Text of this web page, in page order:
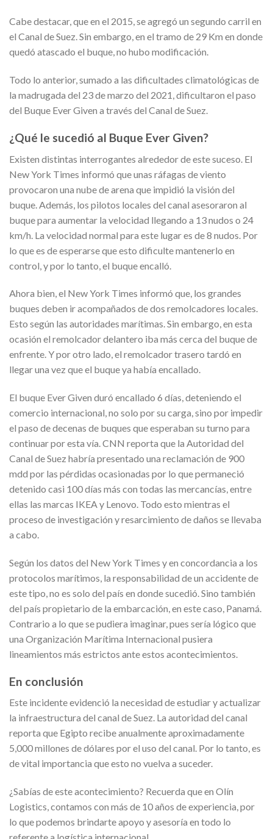
Cabe destacar, que en el 2015, se agregó un segundo carril en
el Canal de Suez. Sin embargo, en el tramo de 29 Km en donde
quedó atascado el buque, no hubo modificación.
Todo lo anterior, sumado a las dificultades climatológicas de
la madrugada del 23 de marzo del 2021, dificultaron el paso
del Buque Ever Given a través del Canal de Suez.
¿Qué le sucedió al Buque Ever Given?
Existen distintas interrogantes alrededor de este suceso. El
New York Times informó que unas ráfagas de viento
provocaron una nube de arena que impidió la visión del
buque. Además, los pilotos locales del canal asesoraron al
buque para aumentar la velocidad llegando a 13 nudos o 24
km/h. La velocidad normal para este lugar es de 8 nudos. Por
lo que es de esperarse que esto dificulte mantenerlo en
control, y por lo tanto, el buque encalló.
Ahora bien, el New York Times informó que, los grandes
buques deben ir acompañados de dos remolcadores locales.
Esto según las autoridades marítimas. Sin embargo, en esta
ocasión el remolcador delantero iba más cerca del buque de
enfrente. Y por otro lado, el remolcador trasero tardó en
llegar una vez que el buque ya había encallado.
El buque Ever Given duró encallado 6 días, deteniendo el
comercio internacional, no solo por su carga, sino por impedir
el paso de decenas de buques que esperaban su turno para
continuar por esta vía. CNN reporta que la Autoridad del
Canal de Suez habría presentado una reclamación de 900
mdd por las pérdidas ocasionadas por lo que permaneció
detenido casi 100 días más con todas las mercancías, entre
ellas las marcas IKEA y Lenovo. Todo esto mientras el
proceso de investigación y resarcimiento de daños se llevaba
a cabo.
Según los datos del New York Times y en concordancia a los
protocolos marítimos, la responsabilidad de un accidente de
este tipo, no es solo del país en donde sucedió. Sino también
del país propietario de la embarcación, en este caso, Panamá.
Contrario a lo que se pudiera imaginar, pues sería lógico que
una Organización Marítima Internacional pusiera
lineamientos más estrictos ante estos acontecimientos.
En conclusión
Este incidente evidenció la necesidad de estudiar y actualizar
la infraestructura del canal de Suez. La autoridad del canal
reporta que Egipto recibe anualmente aproximadamente
5,000 millones de dólares por el uso del canal. Por lo tanto, es
de vital importancia que esto no vuelva a suceder.
¿Sabías de este acontecimiento? Recuerda que en Olín
Logistics, contamos con más de 10 años de experiencia, por
lo que podemos brindarte apoyo y asesoría en todo lo